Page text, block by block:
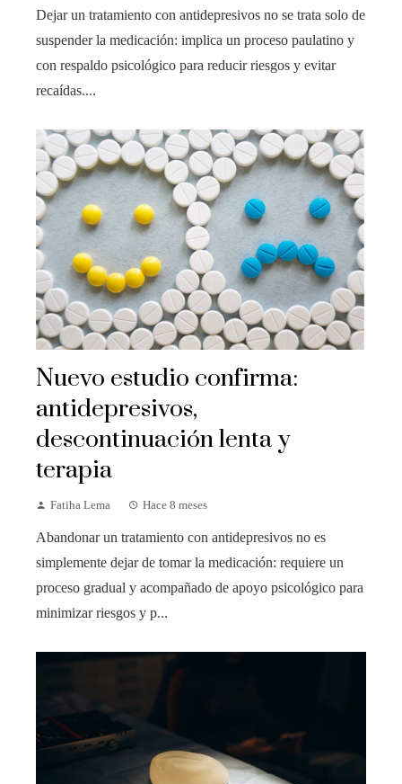
Dejar un tratamiento con antidepresivos no se trata solo de
suspender la medicación: implica un proceso paulatino y
con respaldo psicológico para reducir riesgos y evitar
recaídas....
Nuevo estudio confirma:
antidepresivos,
descontinuación lenta y
terapia
Fatiha Lema Hace 8 meses
Abandonar un tratamiento con antidepresivos no es
simplemente dejar de tomar la medicación: requiere un
proceso gradual y acompañado de apoyo psicológico para
minimizar riesgos y p...